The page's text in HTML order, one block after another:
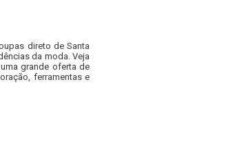
direto de Santa
da moda. Veja
grande oferta de
ferramentas e